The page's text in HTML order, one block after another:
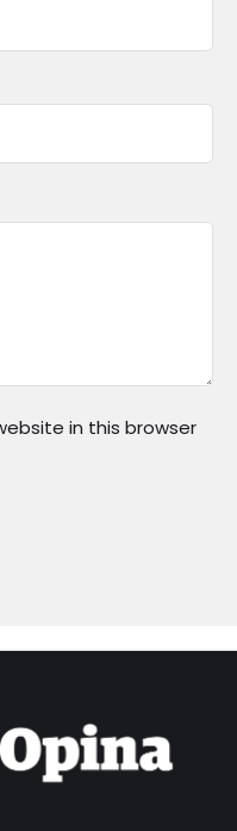
in this browser